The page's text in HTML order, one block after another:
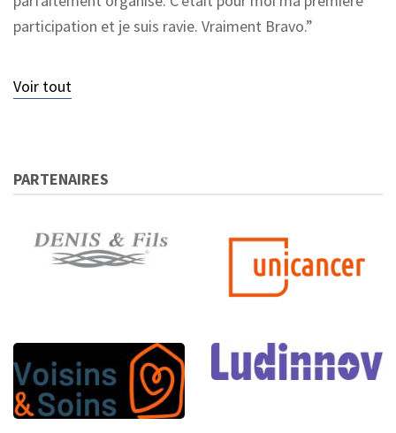
participation et je suis ravie. Vraiment Bravo.
Voir tout
PARTENAIRES